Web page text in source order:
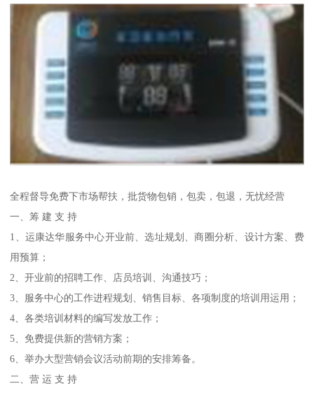
全程督导免费下市场帮扶，批货物包销，包卖，包退，无忧经营
一、筹 建 支 持
1、运康达华服务中心开业前、选址规划、商圈分析、设计方案、费
用预算；
2、开业前的招聘工作、店员培训、沟通技巧；
3、服务中心的工作进程规划、销售目标、各项制度的培训用运用；
4、各类培训材料的编写发放工作；
5、免费提供新的营销方案；
6、举办大型营销会议活动前期的安排筹备。
二、营 运 支 持